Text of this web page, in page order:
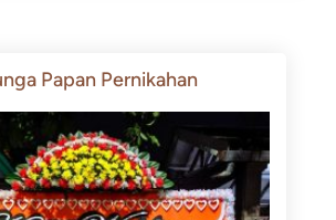
Papan Pernikahan